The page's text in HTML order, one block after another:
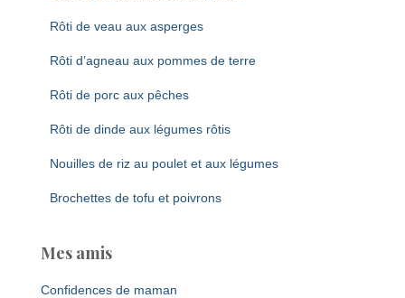
Rôti de veau aux asperges
Rôti d’agneau aux pommes de terre
Rôti de porc aux pêches
Rôti de dinde aux légumes rôtis
Nouilles de riz au poulet et aux légumes
Brochettes de tofu et poivrons
Mes amis
Confidences de maman